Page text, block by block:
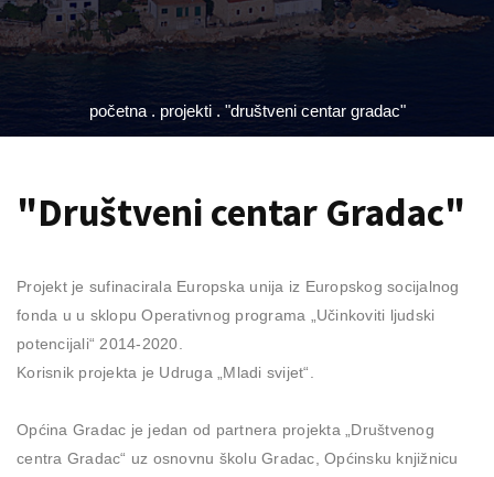
početna . projekti . "društveni centar gradac"
"Društveni centar Gradac"
Projekt je sufinacirala Europska unija iz Europskog socijalnog
fonda u u sklopu Operativnog programa „Učinkoviti ljudski
potencijali“ 2014-2020.
Korisnik projekta je Udruga „Mladi svijet“.
Općina Gradac je jedan od partnera projekta „Društvenog
centra Gradac“ uz osnovnu školu Gradac, Općinsku knjižnicu